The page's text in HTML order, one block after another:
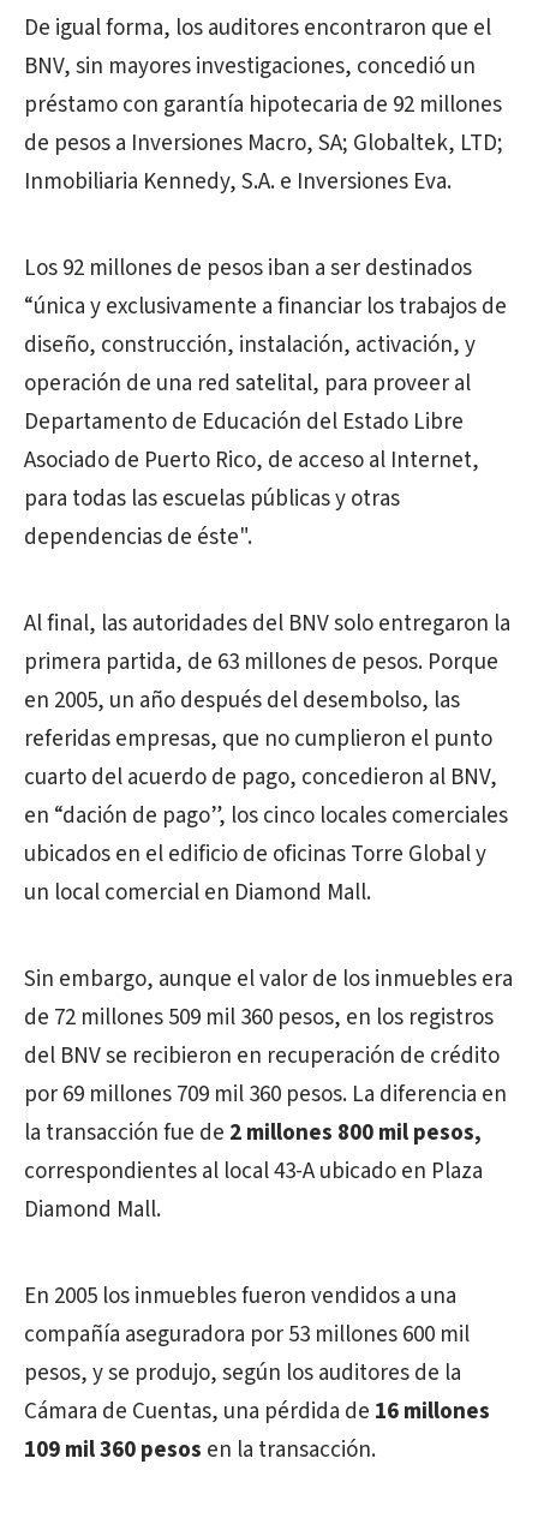
De igual forma, los auditores encontraron que el
BNV, sin mayores investigaciones, concedió un
préstamo con garantía hipotecaria de 92 millones
de pesos a Inversiones Macro, SA; Globaltek, LTD;
Inmobiliaria Kennedy, S.A. e Inversiones Eva.
Los 92 millones de pesos iban a ser destinados
“única y exclusivamente a financiar los trabajos de
diseño, construcción, instalación, activación, y
operación de una red satelital, para proveer al
Departamento de Educación del Estado Libre
Asociado de Puerto Rico, de acceso al Internet,
para todas las escuelas públicas y otras
dependencias de éste".
Al final, las autoridades del BNV solo entregaron la
primera partida, de 63 millones de pesos. Porque
en 2005, un año después del desembolso, las
referidas empresas, que no cumplieron el punto
cuarto del acuerdo de pago, concedieron al BNV,
en “dación de pago”, los cinco locales comerciales
ubicados en el edificio de oficinas Torre Global y
un local comercial en Diamond Mall.
Sin embargo, aunque el valor de los inmuebles era
de 72 millones 509 mil 360 pesos, en los registros
del BNV se recibieron en recuperación de crédito
por 69 millones 709 mil 360 pesos. La diferencia en
la transacción fue de 2 millones 800 mil pesos,
correspondientes al local 43-A ubicado en Plaza
Diamond Mall.
En 2005 los inmuebles fueron vendidos a una
compañía aseguradora por 53 millones 600 mil
pesos, y se produjo, según los auditores de la
Cámara de Cuentas, una pérdida de 16 millones
109 mil 360 pesos en la transacción.